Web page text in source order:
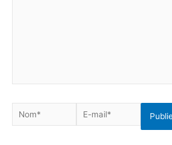
Nom*
E-
mail*